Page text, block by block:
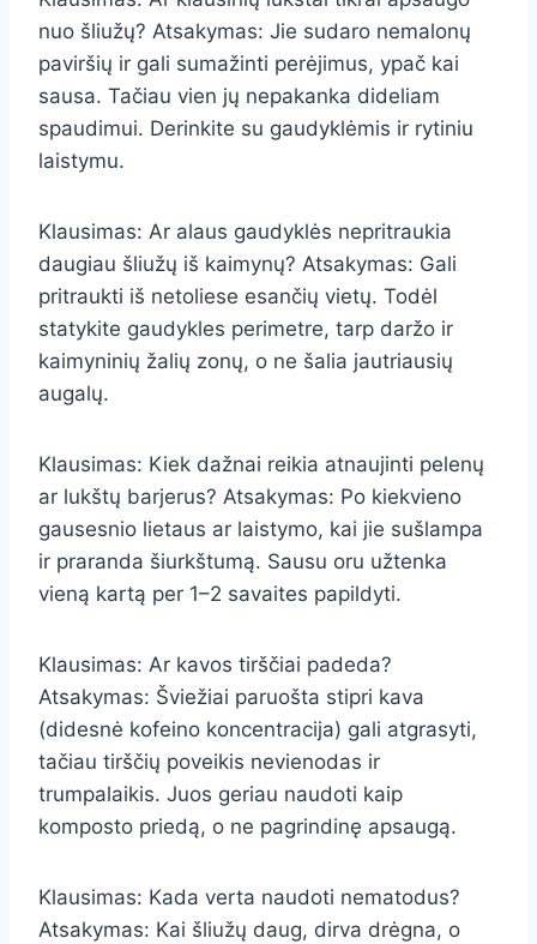
nuo šliužų? Atsakymas: Jie sudaro nemalonų
paviršių ir gali sumažinti perėjimus, ypač kai
sausa. Tačiau vien jų nepakanka dideliam
spaudimui. Derinkite su gaudyklėmis ir rytiniu
laistymu.
Klausimas: Ar alaus gaudyklės nepritraukia
daugiau šliužų iš kaimynų? Atsakymas: Gali
pritraukti iš netoliese esančių vietų. Todėl
statykite gaudykles perimetre, tarp daržo ir
kaimyninių žalių zonų, o ne šalia jautriausių
augalų.
Klausimas: Kiek dažnai reikia atnaujinti pelenų
ar lukštų barjerus? Atsakymas: Po kiekvieno
gausesnio lietaus ar laistymo, kai jie sušlampa
ir praranda šiurkštumą. Sausu oru užtenka
vieną kartą per 1–2 savaites papildyti.
Klausimas: Ar kavos tirščiai padeda?
Atsakymas: Šviežiai paruošta stipri kava
(didesnė kofeino koncentracija) gali atgrasyti,
tačiau tirščių poveikis nevienodas ir
trumpalaikis. Juos geriau naudoti kaip
komposto priedą, o ne pagrindinę apsaugą.
Klausimas: Kada verta naudoti nematodus?
Atsakymas: Kai šliužų daug, dirva drėgna, o